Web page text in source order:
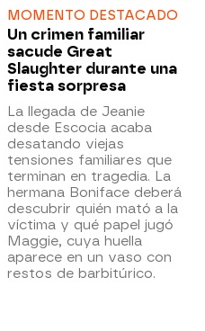
MOMENTO DESTACADO
Un crimen familiar
sacude Great
Slaughter durante una
fiesta sorpresa
La llegada de Jeanie
desde Escocia acaba
desatando viejas
tensiones familiares que
terminan en tragedia. La
hermana Boniface deberá
descubrir quién mató a la
víctima y qué papel jugó
Maggie, cuya huella
aparece en un vaso con
restos de barbitúrico.